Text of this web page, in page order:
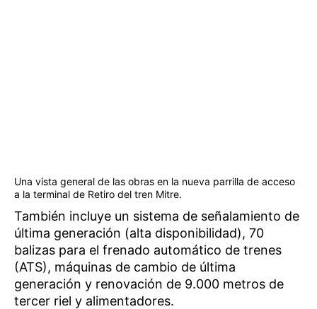
Una vista general de las obras en la nueva parrilla de acceso
a la terminal de Retiro del tren Mitre.
También incluye un sistema de señalamiento de
última generación (alta disponibilidad), 70
balizas para el frenado automático de trenes
(ATS), máquinas de cambio de última
generación y renovación de 9.000 metros de
tercer riel y alimentadores.